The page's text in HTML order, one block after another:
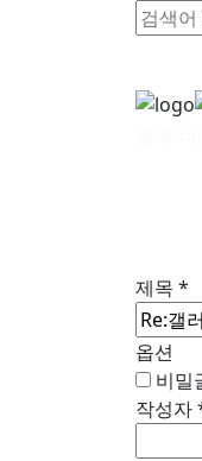
제목 *
옵션
비밀
작성자